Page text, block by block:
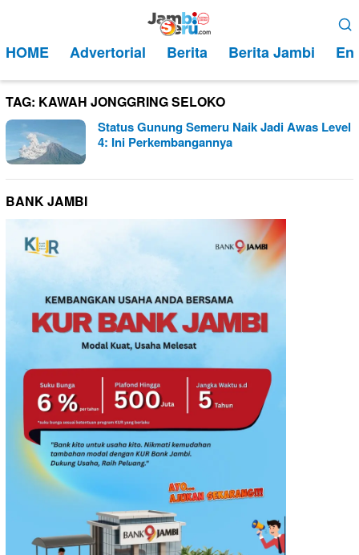
kontenMobile
HOME Advertorial Berita Berita Jambi
TAG: KAWAH JONGGRING SELOKO
Status Gunung Semeru Naik Jadi Awas Level
4: Ini Perkembangannya
BANK JAMBI